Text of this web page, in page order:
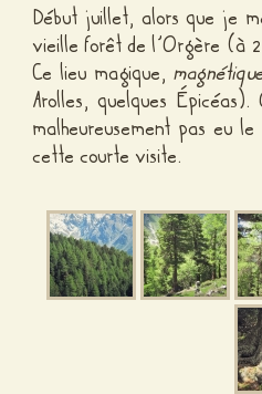
Début juillet, alors que je
vieille forêt de l’Orgère (à
Ce lieu magique,
Arolles, quelques
malheureusement pas eu
cette courte visite.